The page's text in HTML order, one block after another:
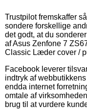
Trustpilot fremskaffer
sondere forskellige
det godt, at du
af Asus Zenfone 7
Classic Læder cover /
Facebook leverer
indtryk af
endda internet
omtale af
brug til at vurdere